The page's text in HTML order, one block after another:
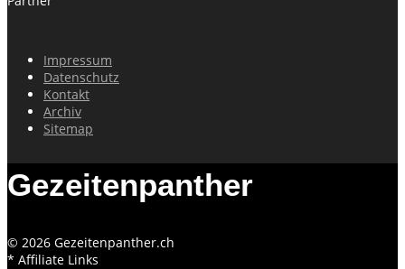
Impressum
Datenschutz
Kontakt
Archiv
Sitemap
Gezeitenpanther
© 2026 Gezeitenpanther.ch
* Affiliate Links